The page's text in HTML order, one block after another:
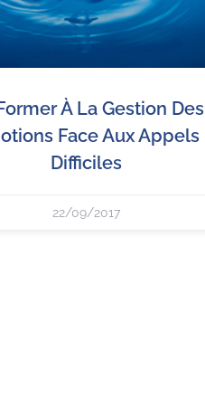
À La Gestion Des
Face Aux Appels
Difficiles
22/09/2017